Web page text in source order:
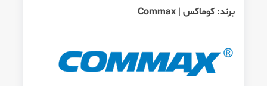
برند: کوماکس | Commax